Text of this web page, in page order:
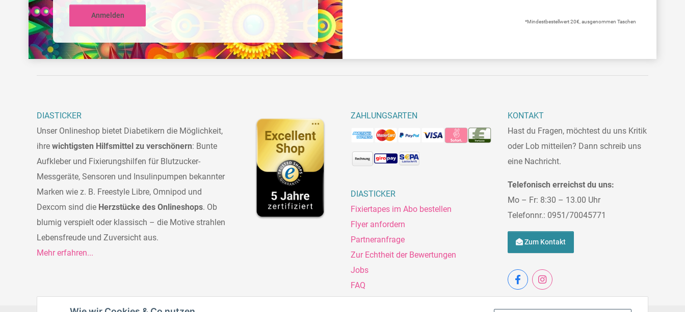
Anmelden
*Mindestbestellwert 20€, ausgenommen Taschen
DIASTICKER
Unser Onlineshop bietet Diabetikern die Möglichkeit,
ihre wichtigsten Hilfsmittel zu verschönern: Bunte
Aufkleber und Fixierungshilfen für Blutzucker-
Messgeräte, Sensoren und Insulinpumpen bekannter
Marken wie z. B. Freestyle Libre, Omnipod und
Dexcom sind die Herzstücke des Onlineshops. Ob
blumig verspielt oder klassisch – die Motive strahlen
Lebensfreude und Zuversicht aus.
Mehr erfahren...
ZAHLUNGSARTEN
DIASTICKER
Fixiertapes im Abo bestellen
Flyer anfordern
Partneranfrage
Zur Echtheit der Bewertungen
Jobs
FAQ
KONTAKT
Hast du Fragen, möchtest du uns Kritik
oder Lob mitteilen? Dann schreib uns
eine Nachricht.
Telefonisch erreichst du uns:
Mo – Fr: 8:30 – 13.00 Uhr
Telefonnr.: 0951/70045771
Zum Kontakt